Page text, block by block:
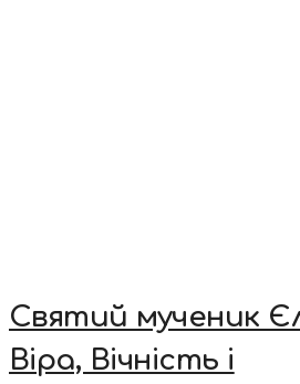
Святий мученик
Віра, Вічність і